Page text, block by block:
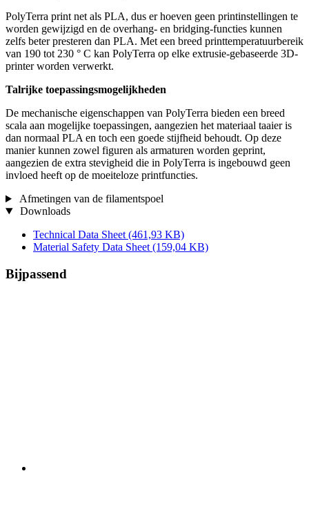
PolyTerra print net als PLA, dus er hoeven geen printinstellingen te
worden gewijzigd en de overhang- en bridging-functies kunnen
zelfs beter presteren dan PLA. Met een breed printtemperatuurbereik
van 190 tot 230 ° C kan PolyTerra op elke extrusie-gebaseerde 3D-
printer worden verwerkt.
Talrijke toepassingsmogelijkheden
De mechanische eigenschappen van PolyTerra bieden een breed
scala aan mogelijke toepassingen, aangezien het materiaal taaier is
dan normaal PLA en toch een goede stijfheid behoudt. Op deze
manier kunnen zowel figuren als armaturen worden geprint,
aangezien de extra stevigheid die in PolyTerra is ingebouwd geen
invloed heeft op de moeiteloze printfuncties.
Afmetingen van de filamentspoel
Downloads
Technical Data Sheet (461,93 KB)
Material Safety Data Sheet (159,04 KB)
Bijpassend